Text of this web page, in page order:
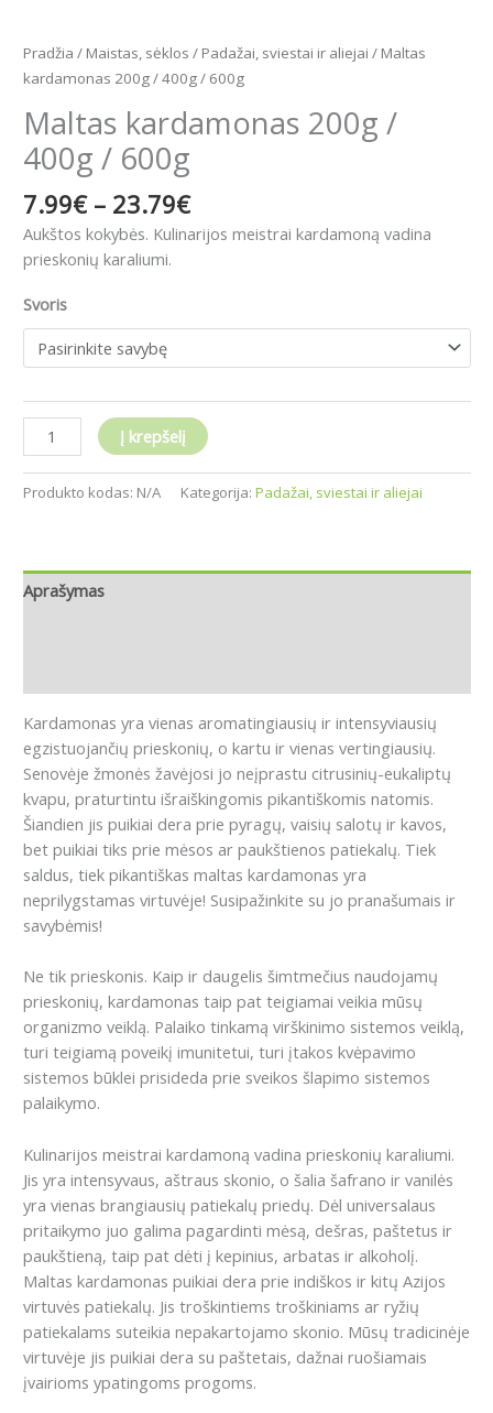
Pradžia / Maistas, sėklos / Padažai, sviestai ir aliejai / Maltas
kardamonas 200g / 400g / 600g
Maltas kardamonas 200g /
400g / 600g
7.99€ – 23.79€
Aukštos kokybės. Kulinarijos meistrai kardamoną vadina
prieskonių karaliumi.
Svoris
Į krepšelį
Produkto kodas: N/A Kategorija: Padažai, sviestai ir aliejai
Aprašymas
Kardamonas yra vienas aromatingiausių ir intensyviausių
egzistuojančių prieskonių, o kartu ir vienas vertingiausių.
Senovėje žmonės žavėjosi jo neįprastu citrusinių-eukaliptų
kvapu, praturtintu išraiškingomis pikantiškomis natomis.
Šiandien jis puikiai dera prie pyragų, vaisių salotų ir kavos,
bet puikiai tiks prie mėsos ar paukštienos patiekalų. Tiek
saldus, tiek pikantiškas maltas kardamonas yra
neprilygstamas virtuvėje! Susipažinkite su jo pranašumais ir
savybėmis!
Ne tik prieskonis. Kaip ir daugelis šimtmečius naudojamų
prieskonių, kardamonas taip pat teigiamai veikia mūsų
organizmo veiklą. Palaiko tinkamą virškinimo sistemos veiklą,
turi teigiamą poveikį imunitetui, turi įtakos kvėpavimo
sistemos būklei prisideda prie sveikos šlapimo sistemos
palaikymo.
Kulinarijos meistrai kardamoną vadina prieskonių karaliumi.
Jis yra intensyvaus, aštraus skonio, o šalia šafrano ir vanilės
yra vienas brangiausių patiekalų priedų. Dėl universalaus
pritaikymo juo galima pagardinti mėsą, dešras, paštetus ir
paukštieną, taip pat dėti į kepinius, arbatas ir alkoholį.
Maltas kardamonas puikiai dera prie indiškos ir kitų Azijos
virtuvės patiekalų. Jis troškintiems troškiniams ar ryžių
patiekalams suteikia nepakartojamo skonio. Mūsų tradicinėje
virtuvėje jis puikiai dera su paštetais, dažnai ruošiamais
įvairioms ypatingoms progoms.